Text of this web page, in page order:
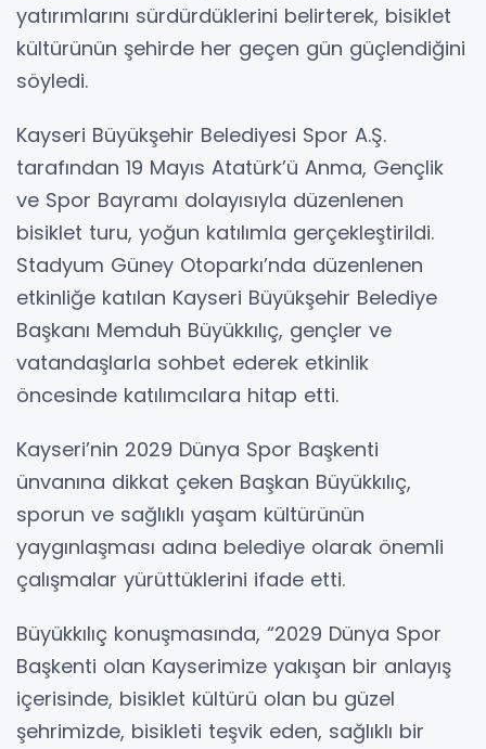
yatırımlarını sürdürdüklerini belirterek, bisiklet
kültürünün şehirde her geçen gün güçlendiğini
söyledi.
Kayseri Büyükşehir Belediyesi Spor A.Ş.
tarafından 19 Mayıs Atatürk’ü Anma, Gençlik
ve Spor Bayramı dolayısıyla düzenlenen
bisiklet turu, yoğun katılımla gerçekleştirildi.
Stadyum Güney Otoparkı’nda düzenlenen
etkinliğe katılan Kayseri Büyükşehir Belediye
Başkanı Memduh Büyükkılıç, gençler ve
vatandaşlarla sohbet ederek etkinlik
öncesinde katılımcılara hitap etti.
Kayseri’nin 2029 Dünya Spor Başkenti
ünvanına dikkat çeken Başkan Büyükkılıç,
sporun ve sağlıklı yaşam kültürünün
yaygınlaşması adına belediye olarak önemli
çalışmalar yürüttüklerini ifade etti.
Büyükkılıç konuşmasında, “2029 Dünya Spor
Başkenti olan Kayserimize yakışan bir anlayış
içerisinde, bisiklet kültürü olan bu güzel
şehrimizde, bisikleti teşvik eden, sağlıklı bir